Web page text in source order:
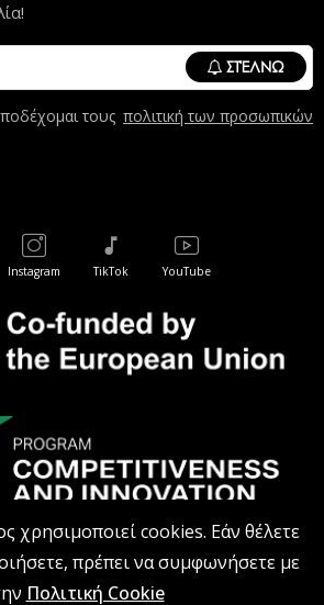
ΣΤΈΛΝΩ
τους πολιτική των προσωπικών
Instagram TikTok YouTube
Με επιφύλαξη παντός δικαιώματος.
χρησιμοποιεί cookies. Εάν θέλετε
πρέπει να συμφωνήσετε με
Πολιτική Cookie